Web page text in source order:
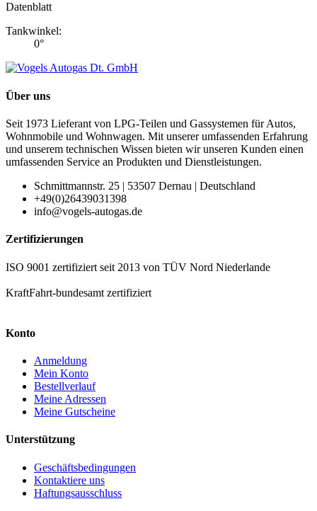
Datenblatt
Tankwinkel:
0°
Über uns
Seit 1973 Lieferant von LPG-Teilen und Gassystemen für Autos,
Wohnmobile und Wohnwagen. Mit unserer umfassenden Erfahrung
und unserem technischen Wissen bieten wir unseren Kunden einen
umfassenden Service an Produkten und Dienstleistungen.
Schmittmannstr. 25 | 53507 Dernau | Deutschland
+49(0)26439031398
info@vogels-autogas.de
Zertifizierungen
ISO 9001 zertifiziert seit 2013 von TÜV Nord Niederlande
KraftFahrt-bundesamt zertifiziert
Konto
Anmeldung
Mein Konto
Bestellverlauf
Meine Adressen
Meine Gutscheine
Unterstützung
Geschäftsbedingungen
Kontaktiere uns
Haftungsausschluss